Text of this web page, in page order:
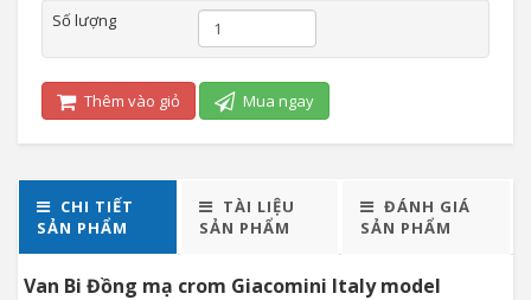
Số lượng
Thêm vào giỏ Mua ngay
CHI TIẾT
SẢN PHẨM
TÀI LIỆU
SẢN PHẨM
ĐÁNH GIÁ
SẢN PHẨM
Van Bi Đồng mạ crom Giacomini Italy model